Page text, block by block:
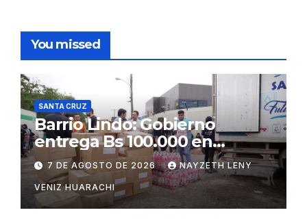
You missed
SANTA CRUZ
Barrio Lindo: Gobierno
entrega Bs 100.000 en
insumos para afectados
7 DE AGOSTO DE 2026 NAYZETH LENY
VENIZ HUARACHI